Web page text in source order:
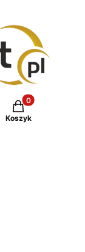
Produkty w
Koszyk